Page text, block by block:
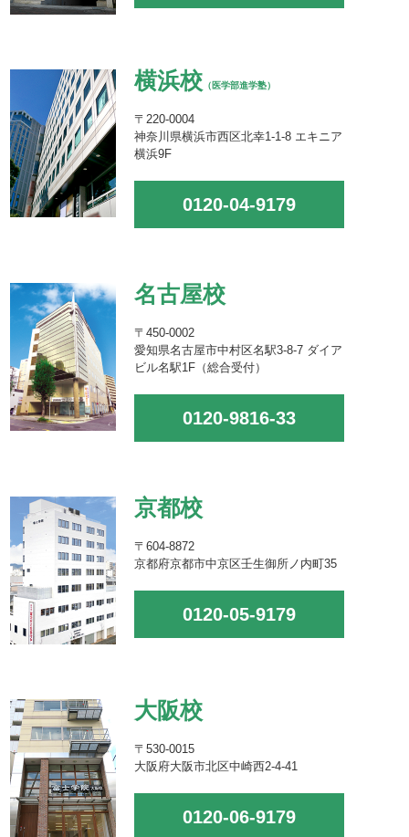
横浜校 （医学部進学塾）
〒220-0004
神奈川県横浜市西区北幸1-1-8 エキニア
横浜9F
0120-04-9179
名古屋校
〒450-0002
愛知県名古屋市中村区名駅3-8-7 ダイア
ビル名駅1F（総合受付）
0120-9816-33
京都校
〒604-8872
京都府京都市中京区壬生御所ノ内町35
0120-05-9179
大阪校
〒530-0015
大阪府大阪市北区中崎西2-4-41
0120-06-9179